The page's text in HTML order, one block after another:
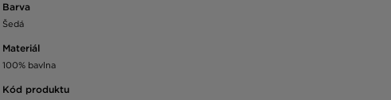
Barva
Šedá
Materiál
100% bavlna
Kód produktu